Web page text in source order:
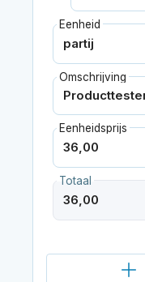
Eenheid
Omschrijving
Eenheidsprijs
Totaal